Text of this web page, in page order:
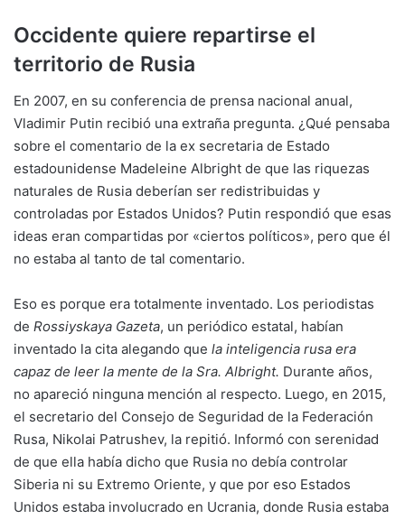
Occidente quiere repartirse el
territorio de Rusia
En 2007, en su conferencia de prensa nacional anual,
Vladimir Putin recibió una extraña pregunta. ¿Qué pensaba
sobre el comentario de la ex secretaria de Estado
estadounidense Madeleine Albright de que las riquezas
naturales de Rusia deberían ser redistribuidas y
controladas por Estados Unidos? Putin respondió que esas
ideas eran compartidas por «ciertos políticos», pero que él
no estaba al tanto de tal comentario.
Eso es porque era totalmente inventado. Los periodistas
de Rossiyskaya Gazeta, un periódico estatal, habían
inventado la cita alegando que la inteligencia rusa era
capaz de leer la mente de la Sra. Albright. Durante años,
no apareció ninguna mención al respecto. Luego, en 2015,
el secretario del Consejo de Seguridad de la Federación
Rusa, Nikolai Patrushev, la repitió. Informó con serenidad
de que ella había dicho que Rusia no debía controlar
Siberia ni su Extremo Oriente, y que por eso Estados
Unidos estaba involucrado en Ucrania, donde Rusia estaba